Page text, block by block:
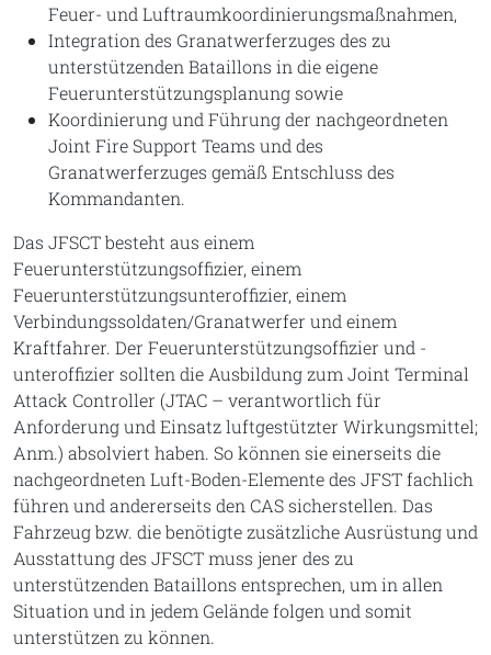
Feuer- und Luftraumkoordinierungsmaßnahmen,
Integration des Granatwerferzuges des zu
unterstützenden Bataillons in die eigene
Feuerunterstützungsplanung sowie
Koordinierung und Führung der nachgeordneten
Joint Fire Support Teams und des
Granatwerferzuges gemäß Entschluss des
Kommandanten.
Das JFSCT besteht aus einem
Feuerunterstützungsoffizier, einem
Feuerunterstützungsunteroffizier, einem
Verbindungssoldaten/Granatwerfer und einem
Kraftfahrer. Der Feuerunterstützungsoffizier und -
unteroffizier sollten die Ausbildung zum Joint Terminal
Attack Controller (JTAC – verantwortlich für
Anforderung und Einsatz luftgestützter Wirkungsmittel;
Anm.) absolviert haben. So können sie einerseits die
nachgeordneten Luft-Boden-Elemente des JFST fachlich
führen und andererseits den CAS sicherstellen. Das
Fahrzeug bzw. die benötigte zusätzliche Ausrüstung und
Ausstattung des JFSCT muss jener des zu
unterstützenden Bataillons entsprechen, um in allen
Situation und in jedem Gelände folgen und somit
unterstützen zu können.